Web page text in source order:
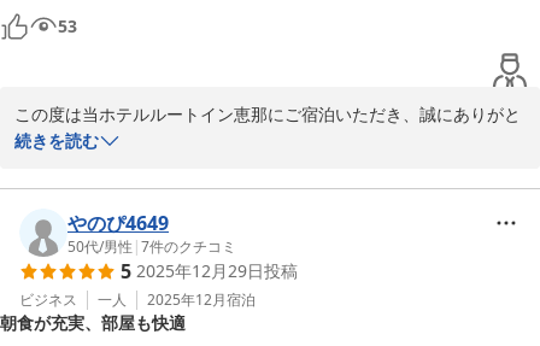
53
この度は当ホテルルートイン恵那にご宿泊いただき、誠にありがと
うございます。
ば散歩がてら恵那駅周辺や中山道大井宿街道筋などをお楽しみいた
だけます。また、市内路線バスや市街地レンタルサイクルサービス
もございますので、またお越しの際にはご活用くださいませ。
ホテルルートイン恵那　フロント　藤田
2025-10-19
続きを読む
やのぴ4649
50代/男性 |7件のクチコミ
5 2025年12月29日投稿
ビジネス 一人 2025年12月宿泊
朝食が充実、部屋も快適